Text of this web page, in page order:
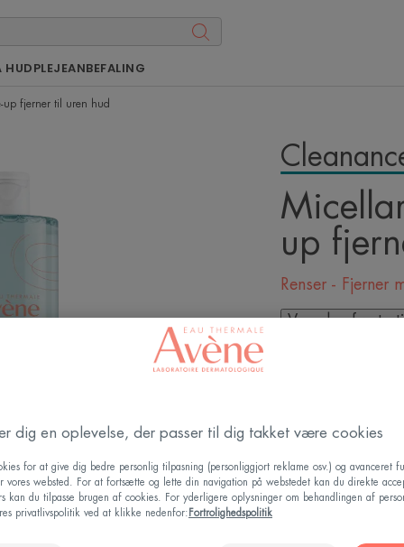
HUDPLEJEANBEFALING
fjerner til uren hud
up
Renser - Fjerner
Vær den første
Naturlig
rense og
En formel af
og fjerner
Fjerner
dig en oplevelse, der passer til dig takket være cookies
for at give dig bedre personlig tilpasning (personliggjort reklame osv.) og avanceret
vores websted. For at fortsætte og lette din navigation på webstedet kan du direkte
kan du tilpasse brugen af cookies. For yderligere oplysninger om behandlingen af
privatlivspolitik ved at klikke nedenfor: Fortrolighedspolitik